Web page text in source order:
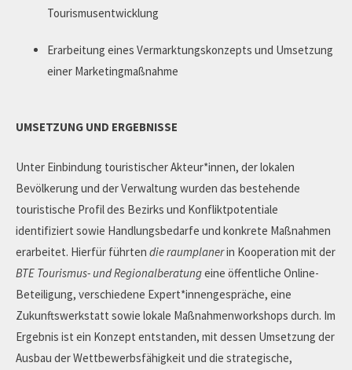
Tourismusentwicklung
Erarbeitung eines Vermarktungskonzepts und Umsetzung
einer Marketingmaßnahme
UMSETZUNG UND ERGEBNISSE
Unter Einbindung touristischer Akteur*innen, der lokalen
Bevölkerung und der Verwaltung wurden das bestehende
touristische Profil des Bezirks und Konfliktpotentiale
identifiziert sowie Handlungsbedarfe und konkrete Maßnahmen
erarbeitet. Hierfür führten die raumplanerin Kooperation mit der
BTE Tourismus- und Regionalberatungeine öffentliche Online-
Beteiligung, verschiedene Expert*innengespräche, eine
Zukunftswerkstatt sowie lokale Maßnahmenworkshops durch. Im
Ergebnis ist ein Konzept entstanden, mit dessen Umsetzung der
Ausbau der Wettbewerbsfähigkeit und die strategische,